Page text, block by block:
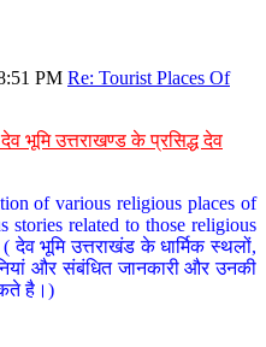
PM Re: Tourist Places Of
भूमि उत्तराखण्ड के प्रसिद्ध देव
of various religious places of
related to those religious
देव भूमि उत्तराखंड के धार्मिक स्थलों,
और संबंधित जानकारी और उनकी
है।)